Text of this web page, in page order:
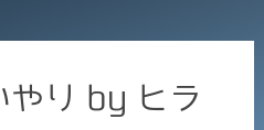
やり by ヒラ